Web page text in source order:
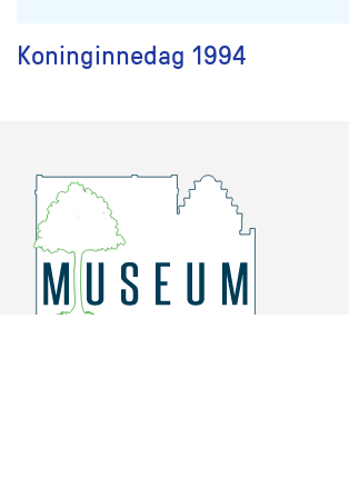
Koninginnedag 1994